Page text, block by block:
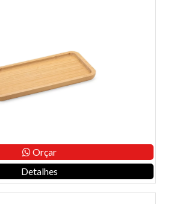
Orçar
Detalhes